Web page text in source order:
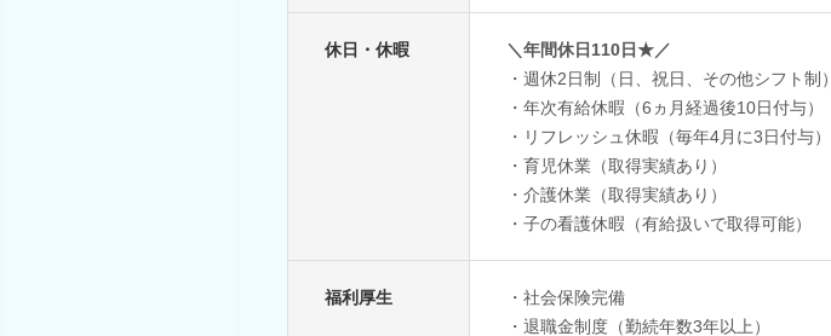
休日・休暇
＼年間休日110日★／
・週休2日制（日、祝日、その他シフト制）
・年次有給休暇（6ヵ月経過後10日付与）
・リフレッシュ休暇（毎年4月に3日付与）
・育児休業（取得実績あり）
・介護休業（取得実績あり）
・子の看護休暇（有給扱いで取得可能）
福利厚生
・社会保険完備
・退職金制度（勤続年数3年以上）